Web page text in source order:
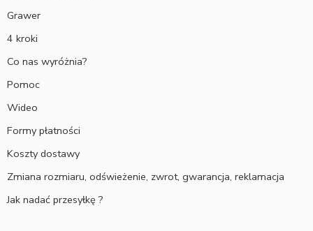
Grawer
4 kroki
Co nas wyróżnia?
Pomoc
Wideo
Formy płatności
Koszty dostawy
Zmiana rozmiaru, odświeżenie, zwrot, gwarancja, reklamacja
Jak nadać przesyłkę ?